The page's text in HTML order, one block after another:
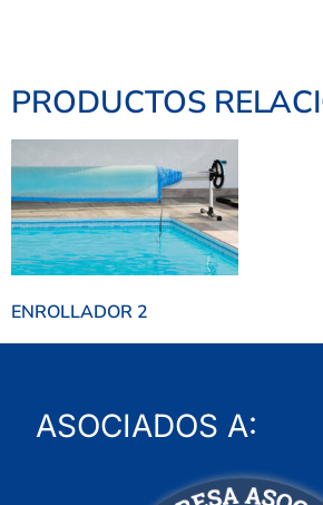
PRODUCTOS
ENROLLADOR 2
ASOCIADOS A: